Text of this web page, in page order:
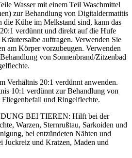
Wasser mit einem Teil Waschmittel
zur Behandlung von Digitaldermatitis
die Kühe im Melkstand sind, kann das
verdünnt und direkt auf die Hufe
auftragen. Verwenden Sie
am Körper vorzubeugen. Verwenden
von Sonnenbrand/Zitzenbad
Verhältnis 20:1 verdünnt anwenden.
10:1 verdünnt zur Behandlung von
und Ringelflechte.
BEI TIEREN: Hilft bei der
Warzen, Sternrußtau, Sarkoiden und
bei entzündeten Nähten und
Juckreiz und Kratzen, Maden und